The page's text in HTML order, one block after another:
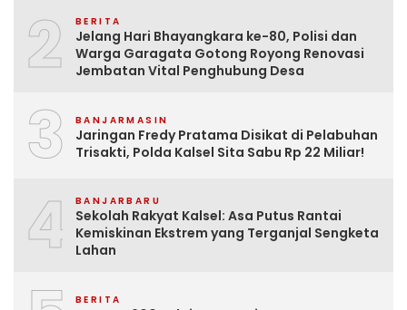
2 BERITA
Jelang Hari Bhayangkara ke-80, Polisi dan
Warga Garagata Gotong Royong Renovasi
Jembatan Vital Penghubung Desa
3 BANJARMASIN
Jaringan Fredy Pratama Disikat di Pelabuhan
Trisakti, Polda Kalsel Sita Sabu Rp 22 Miliar!
4 BANJARBARU
Sekolah Rakyat Kalsel: Asa Putus Rantai
Kemiskinan Ekstrem yang Terganjal Sengketa
Lahan
BERITA